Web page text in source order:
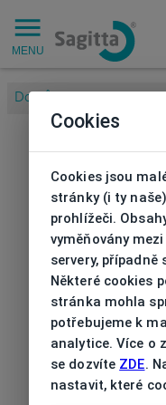
MENU
Domů
Cookies
Cookies jsou
stránky (i ty
prohlížeči.
vyměňovány
servery, případně
Některé cookies
stránka mohla
potřebujeme k
analytice. Více o
se dozvíte ZDE.
nastavit, které